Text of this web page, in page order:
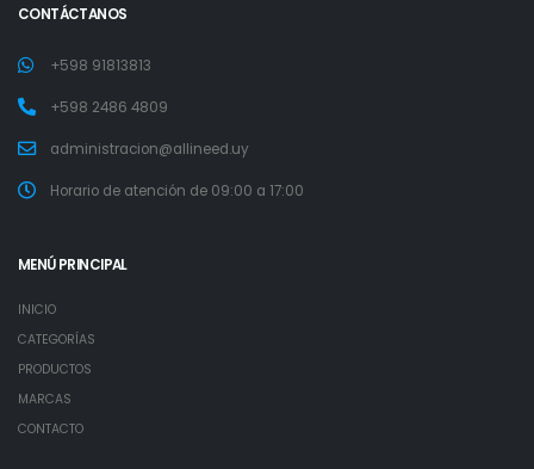
CONTÁCTANOS
+598 91813813
+598 2486 4809
administracion@allineed.uy
Horario de atención de 09:00 a 17:00
MENÚ PRINCIPAL
INICIO
CATEGORÍAS
PRODUCTOS
MARCAS
CONTACTO